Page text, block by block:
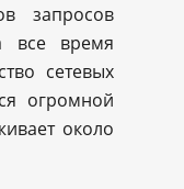
запросов
все время
сетевых
огромной
около